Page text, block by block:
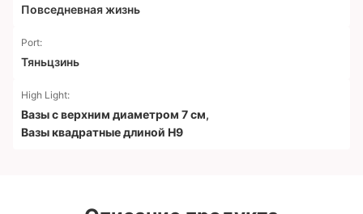
Повседневная жизнь
Port:
Тяньцзинь
High Light:
Вазы с верхним диаметром 7 см,
Вазы квадратные длиной H9